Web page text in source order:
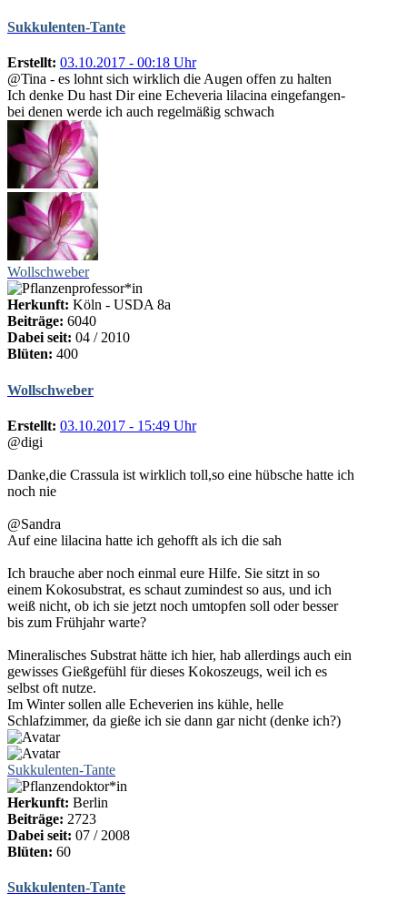
Sukkulenten-Tante
Erstellt: 03.10.2017 - 00:18 Uhr
@Tina - es lohnt sich wirklich die Augen offen zu halten
Ich denke Du hast Dir eine Echeveria lilacina eingefangen-
bei denen werde ich auch regelmäßig schwach
Wollschweber
Herkunft: Köln - USDA 8a
Beiträge: 6040
Dabei seit: 04 / 2010
Blüten: 400
Wollschweber
Erstellt: 03.10.2017 - 15:49 Uhr
@digi
Danke,die Crassula ist wirklich toll,so eine hübsche hatte ich
noch nie
@Sandra
Auf eine lilacina hatte ich gehofft als ich die sah
Ich brauche aber noch einmal eure Hilfe. Sie sitzt in so
einem Kokosubstrat, es schaut zumindest so aus, und ich
weiß nicht, ob ich sie jetzt noch umtopfen soll oder besser
bis zum Frühjahr warte?
Mineralisches Substrat hätte ich hier, hab allerdings auch ein
gewisses Gießgefühl für dieses Kokoszeugs, weil ich es
selbst oft nutze.
Im Winter sollen alle Echeverien ins kühle, helle
Schlafzimmer, da gieße ich sie dann gar nicht (denke ich?)
Sukkulenten-Tante
Herkunft: Berlin
Beiträge: 2723
Dabei seit: 07 / 2008
Blüten: 60
Sukkulenten-Tante